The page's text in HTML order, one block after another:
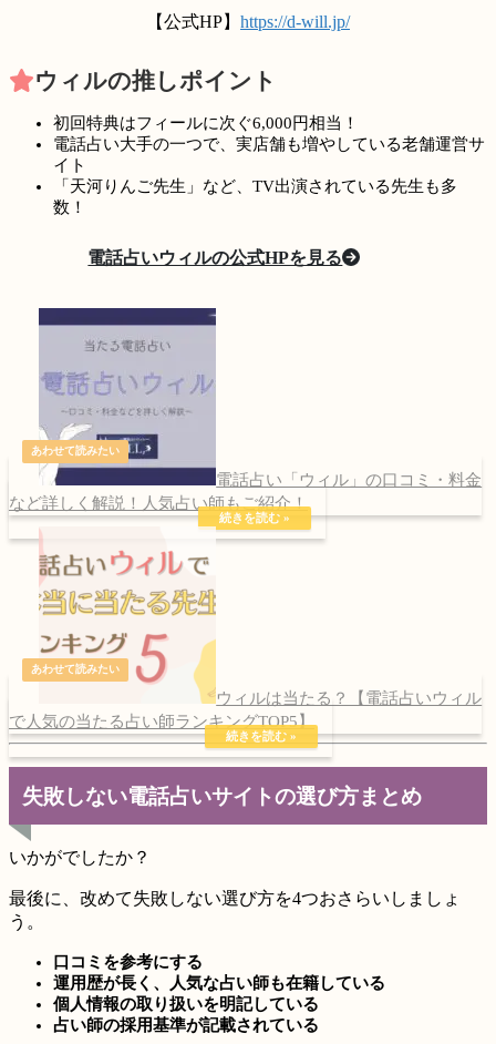
【公式HP】 https://d-will.jp/
ウィルの推しポイント
初回特典はフィールに次ぐ6,000円相当！
電話占い大手の一つで、実店舗も増やしている老舗運営サ
イト
「天河りんご先生」など、TV出演されている先生も多
数！
電話占いウィルの公式HPを見る
電話占い「ウィル」の口コミ・料金
など詳しく解説！人気占い師もご紹介！
ウィルは当たる？【電話占いウィル
で人気の当たる占い師ランキングTOP5】
失敗しない電話占いサイトの選び方まとめ
いかがでしたか？
最後に、改めて失敗しない選び方を4つおさらいしましょ
う。
口コミを参考にする
運用歴が長く、人気な占い師も在籍している
個人情報の取り扱いを明記している
占い師の採用基準が記載されている